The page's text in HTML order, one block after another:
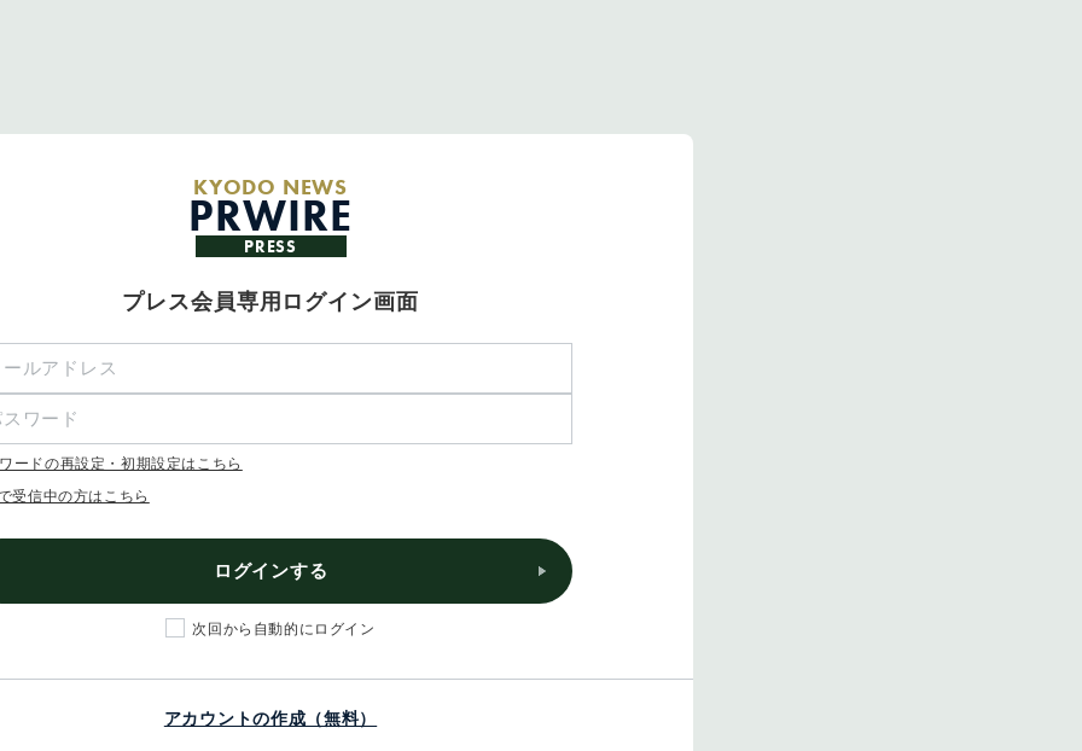
KYODO NEWS
PRWIRE
PRESS
プレス会員専用ログイン画面
ードの再設定・初期設定はこちら
受信中の方はこちら
ログインする
次回から自動的にログイン
アカウントの作成（無料）